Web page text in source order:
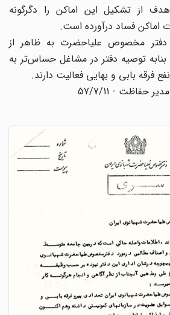
از تشکیل این اماکن را دگرگونه
فساد درآورده است.
دفتر مخصوص علیاحضرت به ظاهر از
توصیه دفتر در مشاغل حساس‌تر به
بابی و بهایی فعالیت دارند.
- 57/7/11